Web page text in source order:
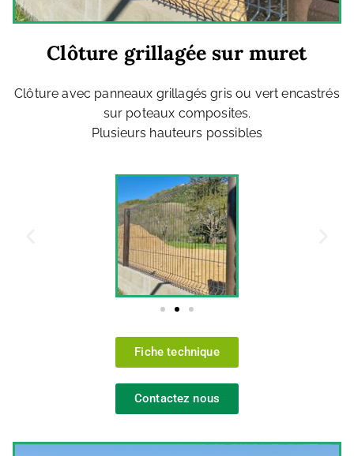
Clôture grillagée sur muret
Clôture avec panneaux grillagés gris ou vert encastrés
sur poteaux composites.
Plusieurs hauteurs possibles
Fiche technique
Contactez nous